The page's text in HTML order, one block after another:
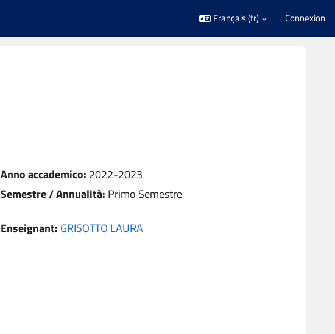
Français ‎(fr)‎ Connexion
Anno accademico: 2022-2023
Semestre / Annualità: Primo Semestre
Enseignant: GRISOTTO LAURA